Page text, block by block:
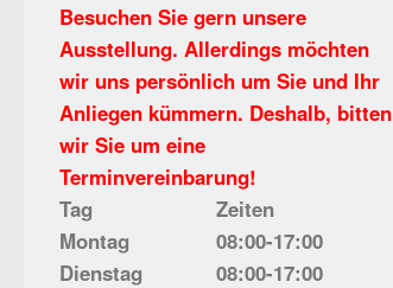
Besuchen Sie gern unsere
Ausstellung. Allerdings möchten
wir uns persönlich um Sie und Ihr
Anliegen kümmern. Deshalb, bitten
wir Sie um eine
Terminvereinbarung!
Tag
Zeiten
Montag
08:00-17:00
Dienstag
08:00-17:00